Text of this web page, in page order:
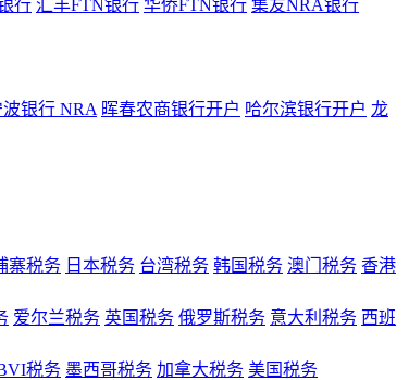
行 汇丰FTN银行 华侨FTN银行 集友NRA银行
波银行 NRA 晖春农商银行开户 哈尔滨银行开户 龙
寨税务 日本税务 台湾税务 韩国税务 澳门税务 香港
爱尔兰税务 英国税务 俄罗斯税务 意大利税务 西班
税务 墨西哥税务 加拿大税务 美国税务